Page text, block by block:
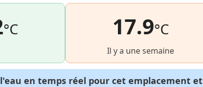
°C 17.9°C
Il y a une semaine
en temps réel pour cet emplacement et